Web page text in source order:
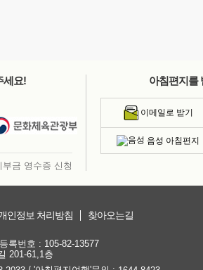
세요!
부금 영수증 신청
아침편지를
이메일로 받기
음성 아침편지
인정보 처리방침 찾아오는길
록번호 : 105-82-13577
201-61,1층